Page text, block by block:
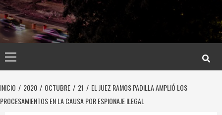
principal
INICIO 2020 OCTUBRE 21
EL JUEZ RAMOS PADILLA AMPLIÓ LOS
PROCESAMIENTOS EN LA CAUSA POR ESPIONAJE ILEGAL